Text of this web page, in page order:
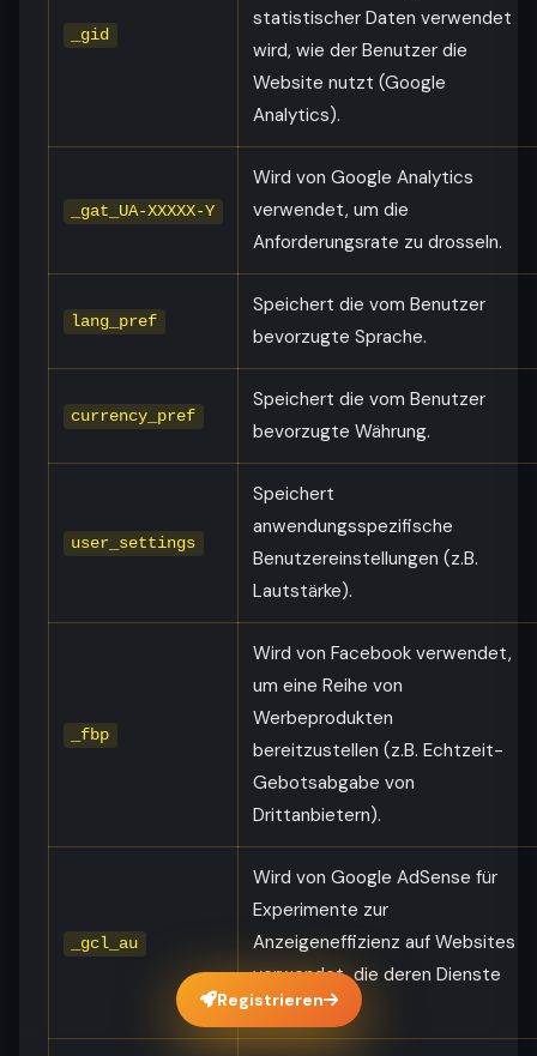
_gid
statistischer Daten verwendet
wird, wie der Benutzer die
Website nutzt (Google
Analytics).
_gat_UA-XXXXX-Y
Wird von Google Analytics
verwendet, um die
Anforderungsrate zu drosseln.
lang_pref
Speichert die vom Benutzer
bevorzugte Sprache.
currency_pref
Speichert die vom Benutzer
bevorzugte Währung.
user_settings
Speichert
anwendungsspezifische
Benutzereinstellungen (z.B.
Lautstärke).
_fbp
Wird von Facebook verwendet,
um eine Reihe von
Werbeprodukten
bereitzustellen (z.B. Echtzeit-
Gebotsabgabe von
Drittanbietern).
_gcl_au
Wird von Google AdSense für
Experimente zur
Anzeigeneffizienz auf Websites
verwendet, die deren Dienste
nutzen.
Registrieren